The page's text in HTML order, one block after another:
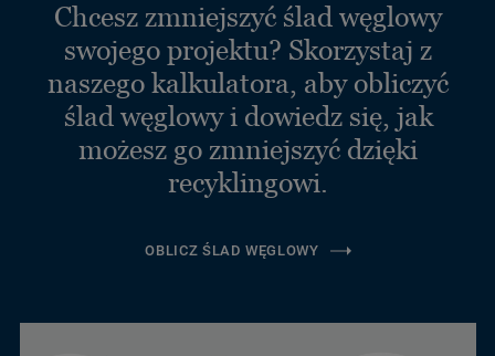
Chcesz zmniejszyć ślad węglowy
swojego projektu? Skorzystaj z
naszego kalkulatora, aby obliczyć
ślad węglowy i dowiedz się, jak
możesz go zmniejszyć dzięki
recyklingowi.
OBLICZ ŚLAD WĘGLOWY